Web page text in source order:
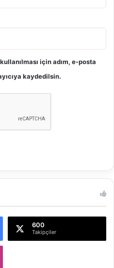
için adım, e-posta
kaydedilsin.
600
Takipçiler